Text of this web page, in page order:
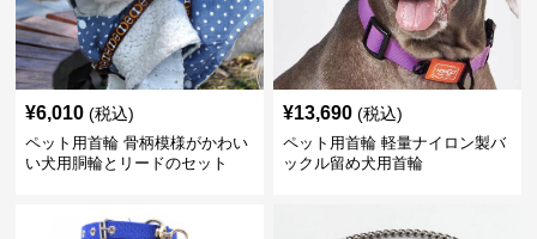
¥6,010 (税込)
ペット用首輪 骨柄模様がかわい
い犬用胴輪とリードのセット
¥13,690 (税込)
ペット用首輪 軽量ナイロン製バ
ックル留め犬用首輪